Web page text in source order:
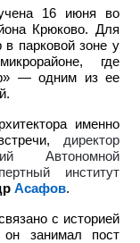
16 июня во
Крюково. Для
парковой зоне у
где
— одним из ее
именно
директор
Автономной
институт
Асафов.
с историей
занимал пост